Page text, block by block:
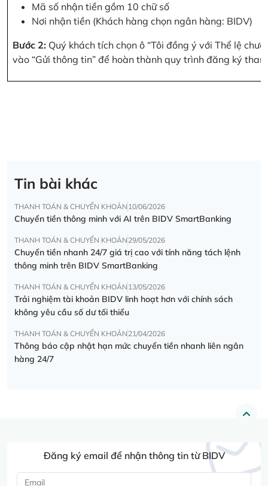
Mã số nhận tiền gồm 10 chữ số
Nơi nhận tiền (Khách hàng chọn ngân hàng: BIDV)
Bước 2: Quý khách tích chọn ô “Tôi đồng ý với Thể lệ
vào “Gửi thông tin” để hoàn thành quy trình đăng ký
Tin bài khác
THANH TOÁN & CHUYỂN KHOẢN 10/06/2026
Chuyển tiền thông minh với AI trên BIDV SmartBanking
THANH TOÁN & CHUYỂN KHOẢN 29/05/2026
Chuyển tiền nhanh 24/7 giá trị cao với tính năng tách lệnh
thông minh trên BIDV SmartBanking
THANH TOÁN & CHUYỂN KHOẢN 13/05/2026
Trải nghiệm tài khoản BIDV linh hoạt hơn với chính sách
không yêu cầu số dư tối thiểu
THANH TOÁN & CHUYỂN KHOẢN 21/04/2026
Thông báo cập nhật hạn mức chuyển tiền nhanh liên ngân
hàng 24/7
Đăng ký email để nhận thông tin từ BIDV